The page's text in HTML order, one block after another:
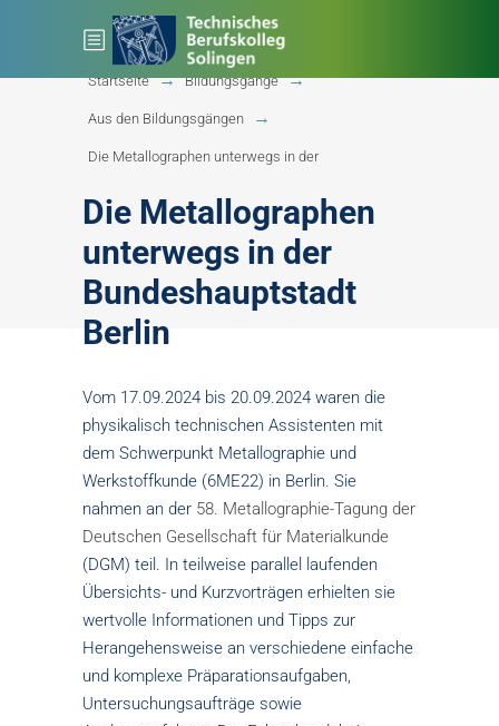
Startseite Bildungsgänge
Aus den Bildungsgängen
Die Metallographen unterwegs in der
Die Metallographen
unterwegs in der
Bundeshauptstadt
Berlin
Vom 17.09.2024 bis 20.09.2024 waren die
physikalisch technischen Assistenten mit
dem Schwerpunkt Metallographie und
Werkstoffkunde (6ME22) in Berlin. Sie
nahmen an der 58. Metallographie-Tagung der
Deutschen Gesellschaft für Materialkunde
(DGM) teil. In teilweise parallel laufenden
Übersichts- und Kurzvorträgen erhielten sie
wertvolle Informationen und Tipps zur
Herangehensweise an verschiedene einfache
und komplexe Präparationsaufgaben,
Untersuchungsaufträge sowie